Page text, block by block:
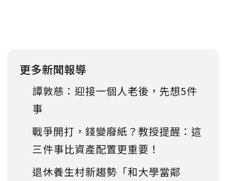
更多新聞報導
譚敦慈：迎接一個人老後，先想5件
事
戰爭開打，錢變廢紙？教授提醒：這
三件事比資產配置更重要！
退休養生村新趨勢「和大學當鄰